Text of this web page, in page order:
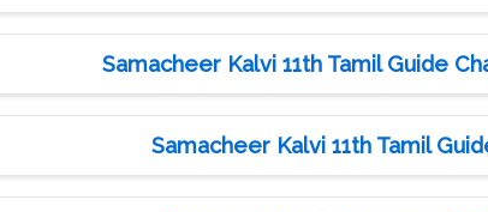
Samacheer Kalvi 11th Tamil Guide
Samacheer Kalvi 11th Tamil